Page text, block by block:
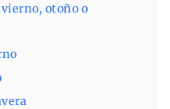
otoño o